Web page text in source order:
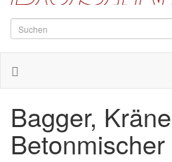
Bagger,
Betonmischer